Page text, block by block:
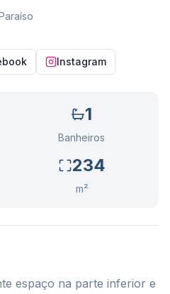
Instagram
1
Banheiros
234
m²
espaço na parte inferior e